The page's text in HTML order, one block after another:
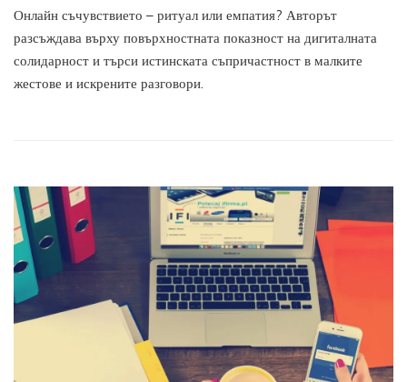
Онлайн съчувствието – ритуал или емпатия? Авторът
разсъждава върху повърхностната показност на дигиталната
солидарност и търси истинската съпричастност в малките
жестове и искрените разговори.